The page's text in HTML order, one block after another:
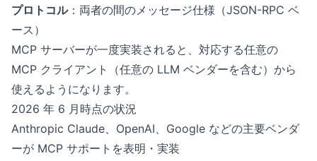
プロトコル：両者の間のメッセージ仕様（JSON-RPC ベ
ース）
MCP サーバーが一度実装されると、対応する任意の
MCP クライアント（任意の LLM ベンダーを含む）から
使えるようになります。
2026 年 6 月時点の状況
Anthropic Claude、OpenAI、Google などの主要ベンダ
ーが MCP サポートを表明・実装